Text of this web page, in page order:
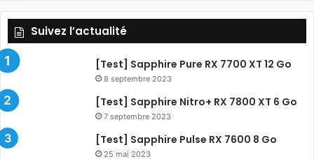
Suivez l’actualité
[Test] Sapphire Pure RX 7700 XT 12 Go
8 septembre 2023
[Test] Sapphire Nitro+ RX 7800 XT 6 Go
7 septembre 2023
[Test] Sapphire Pulse RX 7600 8 Go
25 mai 2023